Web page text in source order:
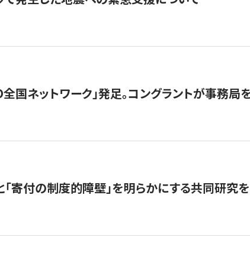
国ネットワーク」発足。コングラントが事務局
「寄付の制度的障壁」を明らかにする共同研究